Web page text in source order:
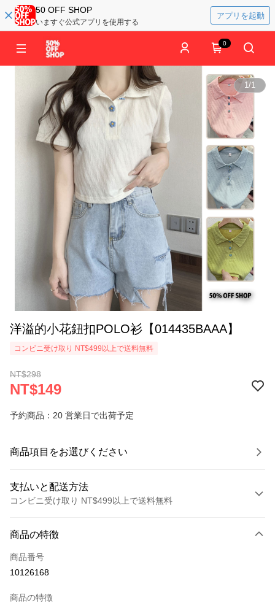
50 OFF SHOP
いますぐ公式アプリを使用する
アプリを起動
0
1/1
洋溢的小花鈕扣POLO衫【014435BAAA】
コンビニ受け取り NT$499以上で送料無料
NT$298
NT$149
予約商品：20 営業日で出荷予定
商品項目をお選びください
支払いと配送方法
コンビニ受け取り NT$499以上で送料無料
クレジットカード1回払い
コンビニ店頭代金引換
商品の特徴
商品番号
10126168
商品の特徴